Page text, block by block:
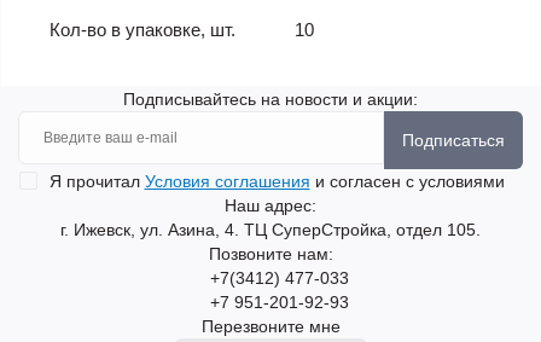
Кол-во в упаковке, шт. 10
Подписывайтесь на новости и акции:
Подписаться
Я прочитал Условия соглашения и согласен с условиями
Наш адрес:
г. Ижевск, ул. Азина, 4. ТЦ СуперСтройка, отдел 105.
Позвоните нам:
+7(3412) 477-033
+7 951-201-92-93
Перезвоните мне